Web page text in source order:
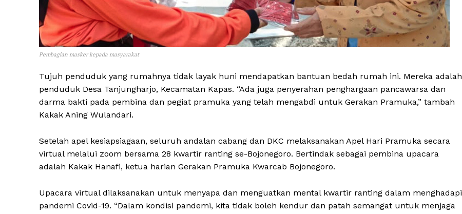
Pembagian masker kepada masyarakat
Tujuh penduduk yang rumahnya tidak layak huni mendapatkan bantuan bedah rumah ini. Mereka adalah
penduduk Desa Tanjungharjo, Kecamatan Kapas. “Ada juga penyerahan penghargaan pancawarsa dan
darma bakti pada pembina dan pegiat pramuka yang telah mengabdi untuk Gerakan Pramuka,” tambah
Kakak Aning Wulandari.
Setelah apel kesiapsiagaan, seluruh andalan cabang dan DKC melaksanakan Apel Hari Pramuka secara
virtual melalui zoom bersama 28 kwartir ranting se-Bojonegoro. Bertindak sebagai pembina upacara
adalah Kakak Hanafi, ketua harian Gerakan Pramuka Kwarcab Bojonegoro.
Upacara virtual dilaksanakan untuk menyapa dan menguatkan mental kwartir ranting dalam menghadapi
pandemi Covid-19. “Dalam kondisi pandemi, kita tidak boleh kendur dan patah semangat untuk menjaga